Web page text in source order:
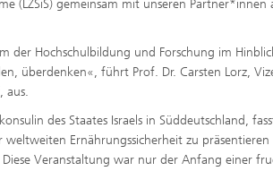
(LZSiS) gemeinsam mit unseren
der Hochschulbildung und Forschung im
überdenken«, führt Prof. Dr. Carsten Lorz,
aus.
des Staates Israels in Süddeutschland,
weltweiten Ernährungssicherheit zu
Veranstaltung war nur der Anfang einer